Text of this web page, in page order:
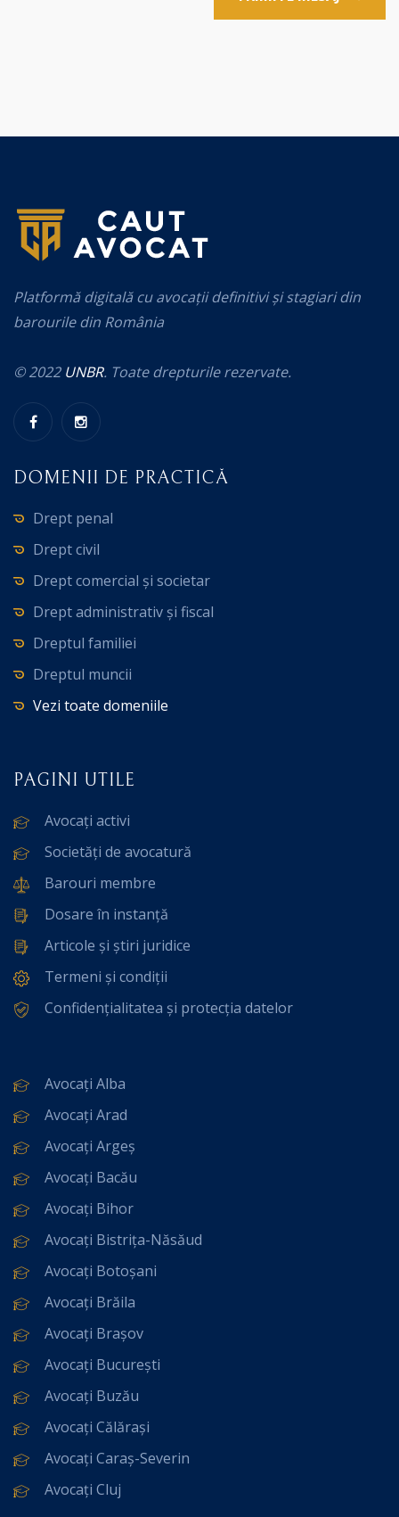
Platformă digitală cu avocații definitivi și stagiari din
barourile din România
© 2022 UNBR. Toate drepturile rezervate.
DOMENII DE PRACTICĂ
Drept penal
Drept civil
Drept comercial și societar
Drept administrativ și fiscal
Dreptul familiei
Dreptul muncii
Vezi toate domeniile
PAGINI UTILE
Avocați activi
Societăți de avocatură
Barouri membre
Dosare în instanță
Articole și știri juridice
Termeni și condiții
Confidențialitatea și protecția datelor
Avocați Alba
Avocați Arad
Avocați Argeș
Avocați Bacău
Avocați Bihor
Avocați Bistrița-Năsăud
Avocați Botoșani
Avocați Brăila
Avocați Brașov
Avocați București
Avocați Buzău
Avocați Călărași
Avocați Caraș-Severin
Avocați Cluj